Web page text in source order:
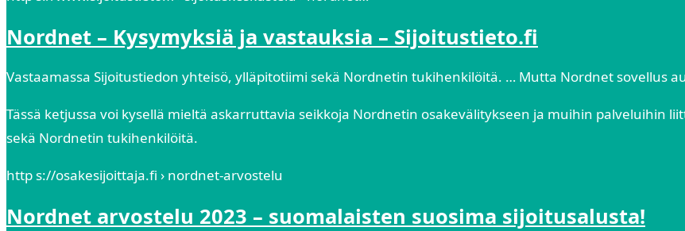
Nordnet – Kysymyksiä ja vastauksia – Sijoitustieto.fi
Vastaamassa Sijoitustiedon yhteisö, ylläpitotiimi sekä Nordnetin tukihenkilöitä. … Mutta Nordnet sovellus
Tässä ketjussa voi kysellä mieltä askarruttavia seikkoja Nordnetin osakevälitykseen ja muihin palveluihin
sekä Nordnetin tukihenkilöitä.
http s://osakesijoittaja.fi › nordnet-arvostelu
Nordnet arvostelu 2023 – suomalaisten suosima sijoitusalusta!